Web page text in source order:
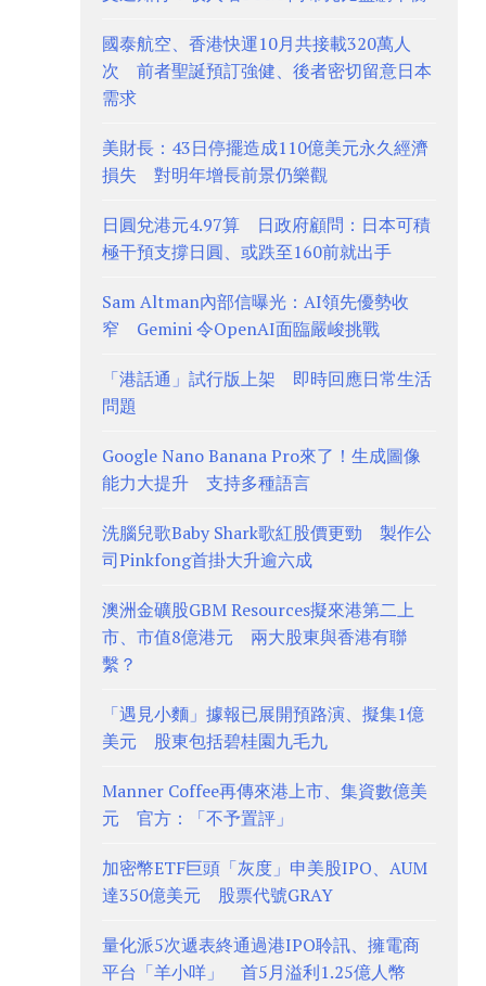
國泰航空、香港快運10月共接載320萬人
次 前者聖誕預訂強健、後者密切留意日本
需求
美財長：43日停擺造成110億美元永久經濟
損失 對明年增長前景仍樂觀
日圓兌港元4.97算 日政府顧問：日本可積
極干預支撐日圓、或跌至160前就出手
Sam Altman內部信曝光：AI領先優勢收
窄 Gemini 令OpenAI面臨嚴峻挑戰
「港話通」試行版上架 即時回應日常生活
問題
Google Nano Banana Pro來了！生成圖像
能力大提升 支持多種語言
洗腦兒歌Baby Shark歌紅股價更勁 製作公
司Pinkfong首掛大升逾六成
澳洲金礦股GBM Resources擬來港第二上
市、市值8億港元 兩大股東與香港有聯
繫？
「遇見小麵」據報已展開預路演、擬集1億
美元 股東包括碧桂園九毛九
Manner Coffee再傳來港上市、集資數億美
元 官方：「不予置評」
加密幣ETF巨頭「灰度」申美股IPO、AUM
達350億美元 股票代號GRAY
量化派5次遞表終通過港IPO聆訊、擁電商
平台「羊小咩」 首5月溢利1.25億人幣